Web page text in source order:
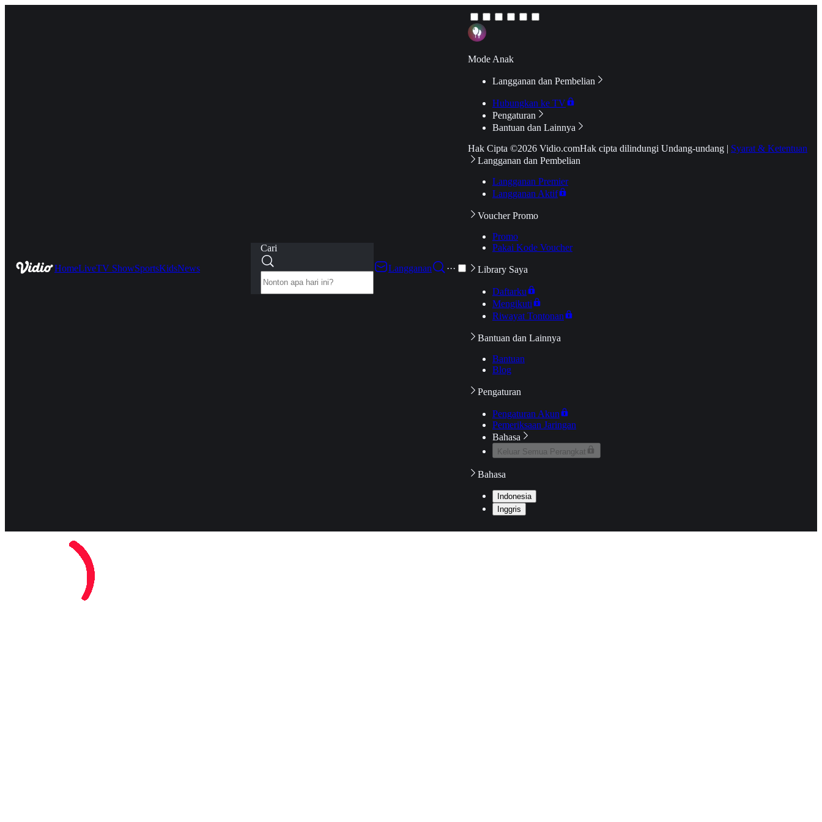
HomeLiveTV ShowSportsKidsNews
Cari
Langganan
···
Mode Anak
Langganan dan Pembelian
Hubungkan ke TV
Pengaturan
Bantuan dan Lainnya
Hak Cipta ©2026 Vidio.comHak cipta dilindungi Undang-undang | Syarat & Ketentuan
Langganan dan Pembelian
Langganan Premier
Langganan Aktif
Voucher Promo
Promo
Pakai Kode Voucher
Library Saya
Daftarku
Mengikuti
Riwayat Tontonan
Bantuan dan Lainnya
Bantuan
Blog
Pengaturan
Pengaturan Akun
Pemeriksaan Jaringan
Bahasa
Keluar Semua Perangkat
Bahasa
Indonesia
Inggris